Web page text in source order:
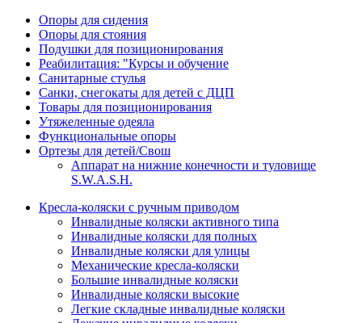
Опоры для сидения
Опоры для стояния
Подушки для позиционирования
Реабилитация: "Курсы и обучение
Санитарные стулья
Санки, снегокаты для детей с ДЦП
Товары для позиционирования
Утяжеленные одеяла
Функциональные опоры
Ортезы для детей/Свош
Аппарат на нижние конечности и туловище
S.W.A.S.H.
Кресла-коляски с ручным приводом
Инвалидные коляски активного типа
Инвалидные коляски для полных
Инвалидные коляски для улицы
Механические кресла-коляски
Большие инвалидные коляски
Инвалидные коляски высокие
Легкие складные инвалидные коляски